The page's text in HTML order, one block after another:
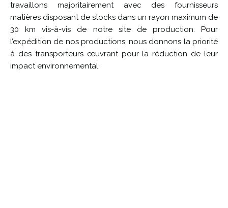
travaillons majoritairement avec des fournisseurs
matières disposant de stocks dans un rayon maximum de
30 km vis-à-vis de notre site de production. Pour
l’expédition de nos productions, nous donnons la priorité
à des transporteurs œuvrant pour la réduction de leur
impact environnemental.